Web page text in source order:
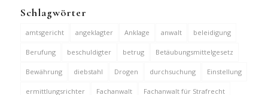
Schlagwörter
amtsgericht angeklagter Anklage anwalt beleidigung
Berufung beschuldigter betrug Betäubungsmittelgesetz
Bewährung diebstahl Drogen durchsuchung Einstellung
ermittlungsrichter Fachanwalt Fachanwalt für Strafrecht